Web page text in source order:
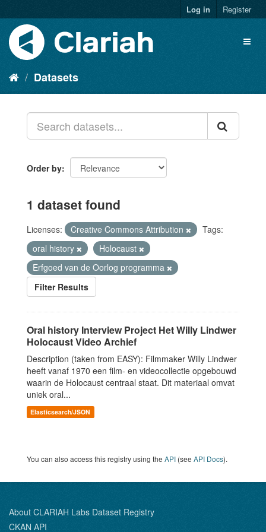
Log in Register
Datasets
Order by
1 dataset found
Licenses: Creative Commons Attribution
Tags:
oral history
Holocaust
Erfgoed van de Oorlog programma
Filter Results
Oral history Interview Project Het Willy Lindwer
Holocaust Video Archief
Description (taken from EASY): Filmmaker Willy Lindwer
heeft vanaf 1970 een film- en videocollectie opgebouwd
waarin de Holocaust centraal staat. Dit materiaal omvat
uniek oral...
Elasticsearch/JSON
You can also access this registry using the API (see API Docs).
About CLARIAH Labs Dataset Registry
CKAN API